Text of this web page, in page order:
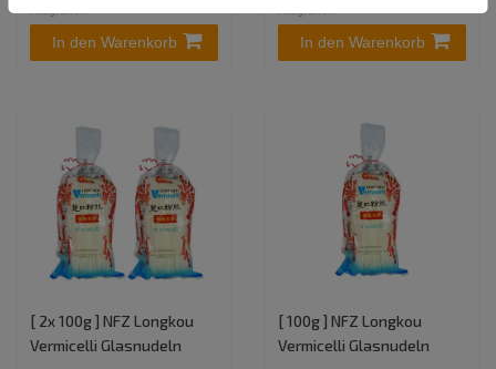
In den Warenkorb In den Warenkorb
[ 2x 100g ] NFZ Longkou
Vermicelli Glasnudeln
[ 100g ] NFZ Longkou
Vermicelli Glasnudeln